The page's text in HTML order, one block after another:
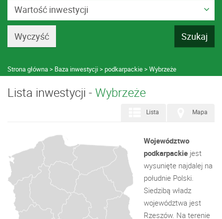
Wartość inwestycji
Strona główna Baza inwestycji podkarpackie Wybrzeże
Lista inwestycji - Wybrzeże
Mapa
Lista
Województwo
podkarpackie jest
wysunięte najdalej na
południe Polski.
Siedzibą władz
województwa jest
Rzeszów. Na terenie